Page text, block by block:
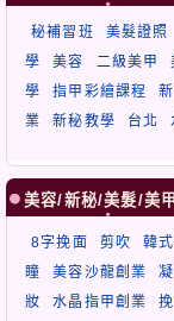
秘補習班 美髮證照
學
美容 二級美甲
學
指甲彩繪課程
業
新秘教學 台北
美容/新秘/美髮/美
8字挽面 剪吹 韓
瞳
美容沙龍創業
妝
水晶指甲創業